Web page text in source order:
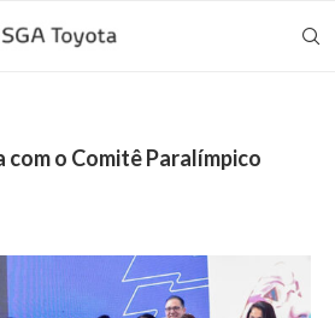
o Comitê Paralímpico